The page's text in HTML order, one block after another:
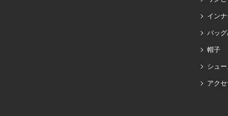
イン
バッ
帽子
シュ
アク